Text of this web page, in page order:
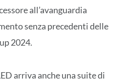
all’avanguardia
senza precedenti delle
2024.
arriva anche una suite di